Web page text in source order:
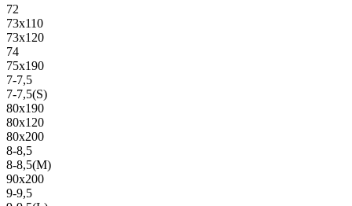
72
73х110
73х120
74
75х190
7-7,5
7-7,5(S)
80х190
80х120
80х200
8-8,5
8-8,5(M)
90х200
9-9,5